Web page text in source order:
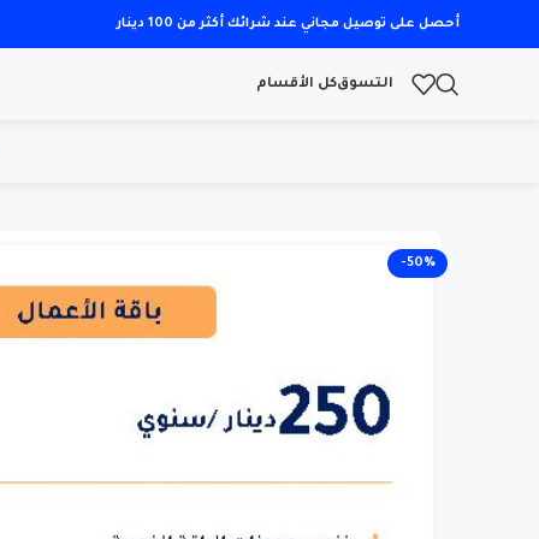
أحصل على توصيل مجاني عند شرائك أكثر من 100 دينار
التسوقكل الأقسام
-50%